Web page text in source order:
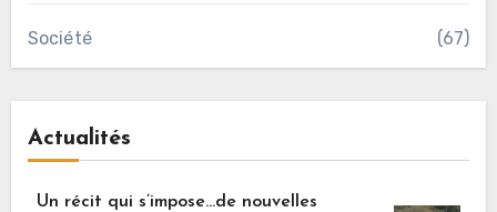
Société (67)
Actualités
Un récit qui s’impose…de nouvelles